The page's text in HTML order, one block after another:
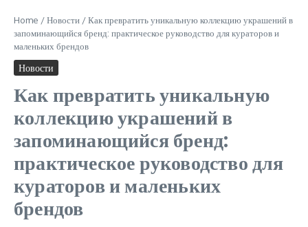
Home /Новости /Как превратить уникальную коллекцию украшений в
запоминающийся бренд: практическое руководство для кураторов и
маленьких брендов
Новости
Как превратить уникальную
коллекцию украшений в
запоминающийся бренд:
практическое руководство для
кураторов и маленьких
брендов